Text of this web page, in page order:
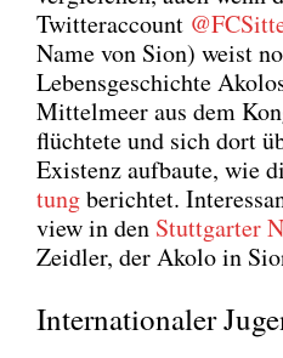
Twit­ter­ac­count
Name von Sion) weist
Lebens­ge­schich­te
Mit­tel­meer aus dem
flüch­te­te und sich dort
Exis­tenz auf­bau­te, wie
tungberich­tet.
view in den Stutt­gar­ter
Zeid­ler, der Ako­lo in
Internationaler